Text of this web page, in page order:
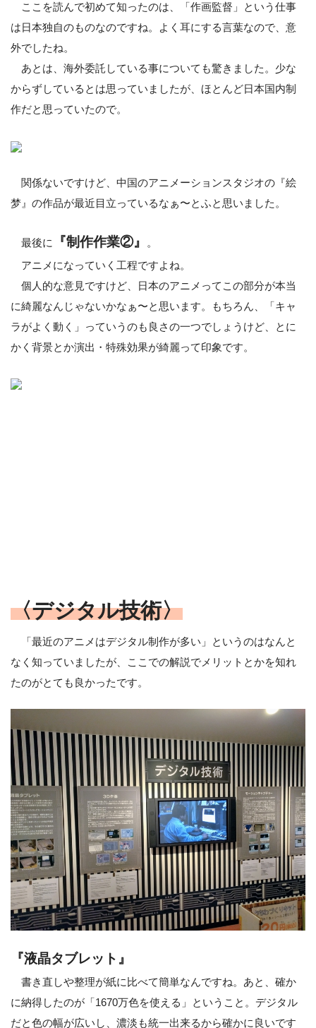
ここを読んで初めて知ったのは、「作画監督」という仕事
は日本独自のものなのですね。よく耳にする言葉なので、意
外でしたね。
あとは、海外委託している事についても驚きました。少な
からずしているとは思っていましたが、ほとんど日本国内制
作だと思っていたので。
関係ないですけど、中国のアニメーションスタジオの『絵
梦』の作品が最近目立っているなぁ〜とふと思いました。
最後に 『制作作業②』
。
アニメになっていく工程ですよね。
個人的な意見ですけど、日本のアニメってこの部分が本当
に綺麗なんじゃないかなぁ〜と思います。もちろん、「キャ
ラがよく動く」っていうのも良さの一つでしょうけど、とに
かく背景とか演出・特殊効果が綺麗って印象です。
〈デジタル技術〉
「最近のアニメはデジタル制作が多い」というのはなんと
なく知っていましたが、ここでの解説でメリットとかを知れ
たのがとても良かったです。
『液晶タブレット』
書き直しや整理が紙に比べて簡単なんですね。あと、確か
に納得したのが「1670万色を使える」ということ。デジタル
だと色の幅が広いし、濃淡も統一出来るから確かに良いです